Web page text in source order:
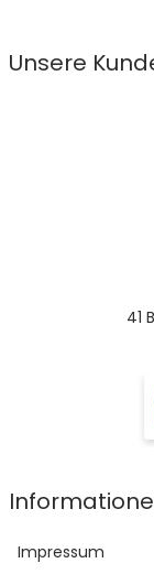
Unsere
41
Impressum